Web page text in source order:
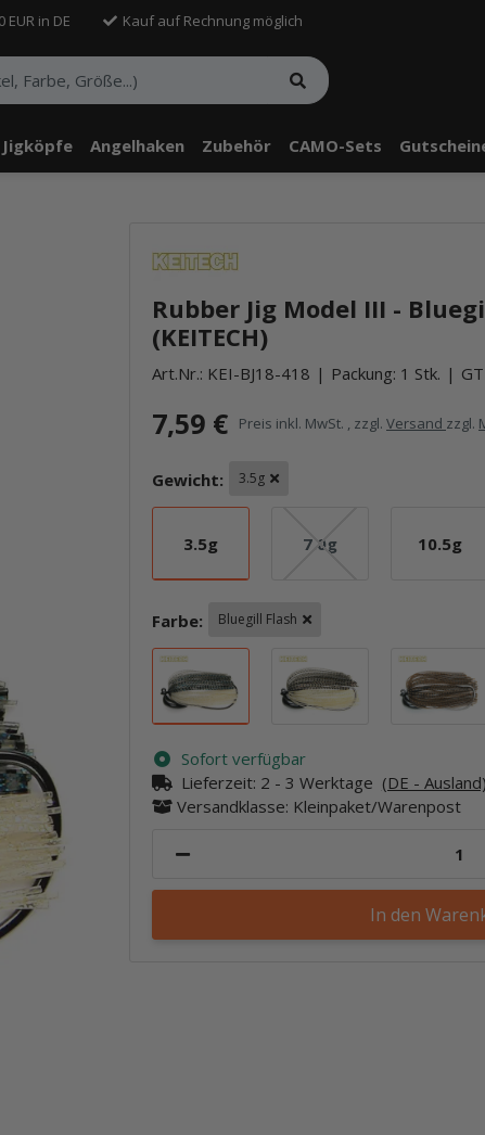
in DE Kauf auf Rechnung möglich
Jigköpfe Angelhaken Zubehör CAMO-Sets
Rubber Jig Model III -
(KEITECH)
Art.Nr.: KEI-BJ18-418 Packung: 1 Stk.
7,59 € Preis inkl. MwSt. , zzgl. Versand zzgl.
Gewicht: 3.5g
3.5g
3.5g 7.0g
7.0g 10.5g
10.5g
Farbe: Bluegill Flash
Bluegill Flash Gold Flash
Sofort verfügbar
Lieferzeit: 2 - 3 Werktage (DE - Ausland)
Versandklasse: Kleinpaket/Warenpost
In den